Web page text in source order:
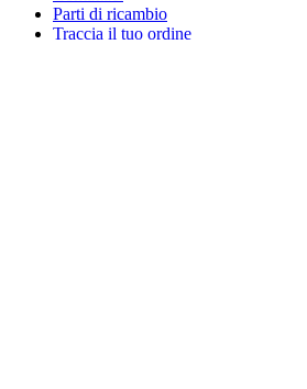
Parti di ricambio
Traccia il tuo ordine